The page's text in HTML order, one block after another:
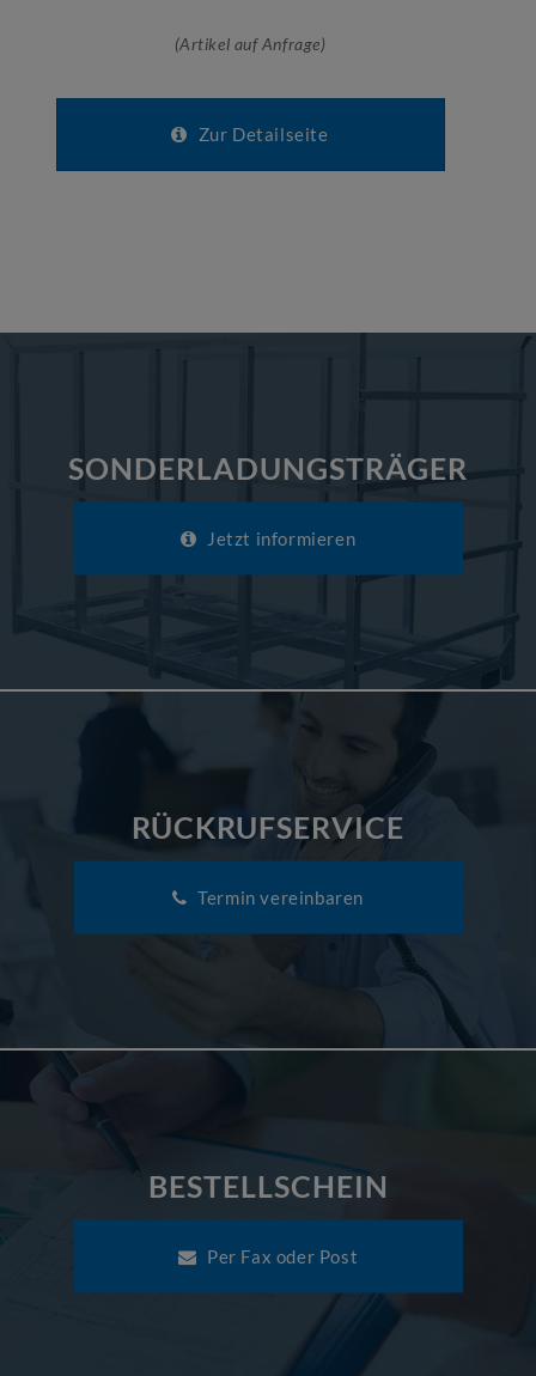
(Artikel auf Anfrage)
Zur Detailseite
SONDERLADUNGSTRÄGER
Jetzt informieren
RÜCKRUFSERVICE
Termin vereinbaren
BESTELLSCHEIN
Per Fax oder Post